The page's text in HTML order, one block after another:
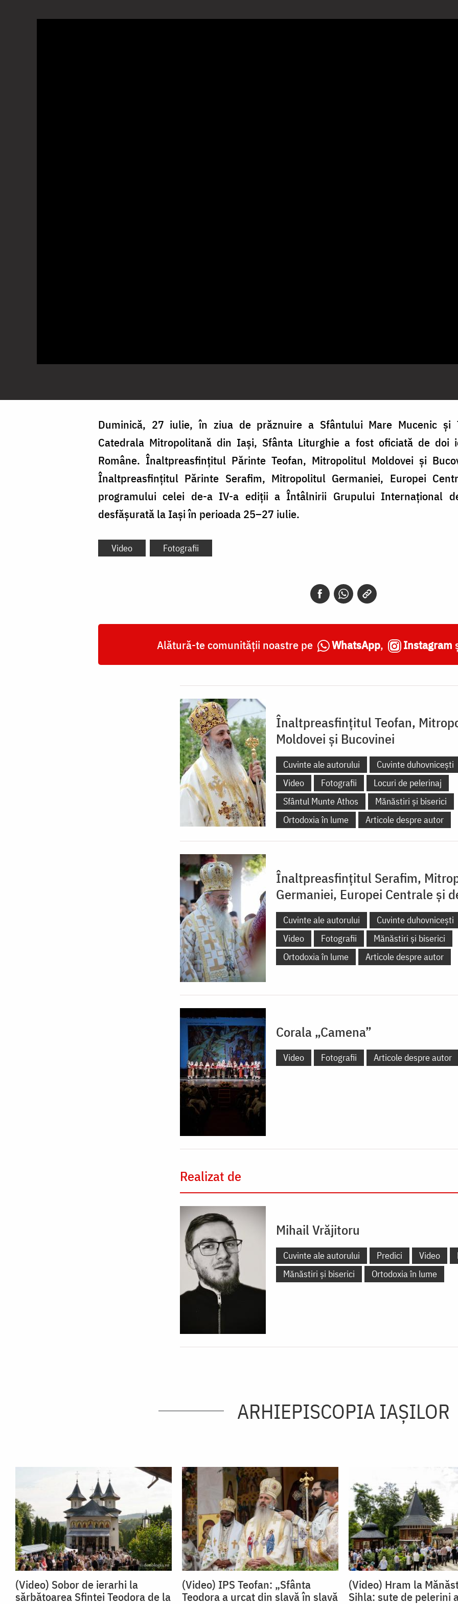
Duminică, 27 iulie, în ziua de prăznuire a Sfântului Mare Mucenic și
Catedrala Mitropolitană din Iași, Sfânta Liturghie a fost oficiată de doi
Române. Înaltpreasfințitul Părinte Teofan, Mitropolitul Moldovei și
Înaltpreasfințitul Părinte Serafim, Mitropolitul Germaniei, Europei
programului celei de-a IV-a ediții a Întâlnirii Grupului Internațional
desfășurată la Iași în perioada 25–27 iulie.
Video Fotografii
Alătură-te comunității noastre pe WhatsApp, Instagram
Înaltpreasfințitul Teofan,
Moldovei și Bucovinei
Cuvinte ale autorului Cuvinte duhovnicești
Video
Fotografii
Locuri de pelerinaj
Sfântul Munte Athos
Mănăstiri și biserici
Ortodoxia în lume
Articole despre autor
Înaltpreasfințitul Serafim,
Germaniei, Europei Centrale și
Cuvinte ale autorului Cuvinte duhovnicești
Video
Fotografii
Mănăstiri și biserici
Ortodoxia în lume
Articole despre autor
Corala „Camena”
Video Fotografii Articole despre autor
Realizat de
Mihail Vrăjitoru
Cuvinte ale autorului Predici Video
Mănăstiri și biserici
Ortodoxia în lume
ARHIEPISCOPIA IAŞILOR
(Video) Sobor de ierarhi la
sărbătoarea Sfintei Teodora de la
(Video) IPS Teofan: „Sfânta
Teodora a urcat din slavă în slavă
(Video) Hram la
Sihla: sute de pelerini